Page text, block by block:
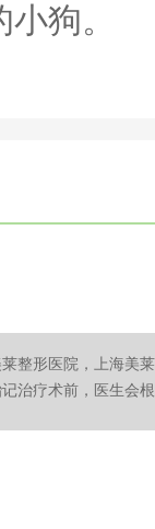
狗。
整形医院，上海美
治疗术前，医生会